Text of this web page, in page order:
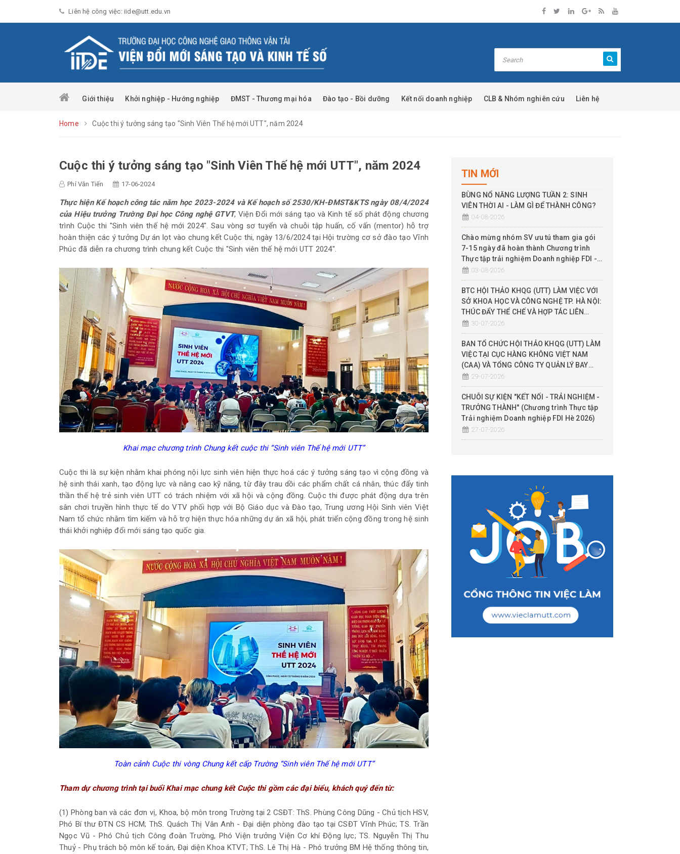
Liên hệ công việc: iide@utt.edu.vn
Giới thiệu Khởi nghiệp - Hướng nghiệp ĐMST - Thương mại hóa Đào tạo - Bồi dưỡng Kết nối doanh nghiệp CLB & Nhóm nghiên cứu Liên hệ
Home Cuộc thi ý tưởng sáng tạo "Sinh Viên Thế hệ mới UTT", năm 2024
Cuộc thi ý tưởng sáng tạo "Sinh Viên Thế hệ mới UTT", năm 2024
Phí Văn Tiến 17-06-2024
Thực hiện Kế hoạch công tác năm học 2023-2024và Kế hoạch số 2530/KH-ĐMST&KTSngày 08/4/2024
của Hiệu trưởng Trường Đại học Công nghệ GTVT, Viện Đổi mới sáng tạo và Kinh tế số phát động chương
trình Cuộc thi "Sinh viên thế hệ mới 2024". Sau vòng sơ tuyển và chuỗi tập huấn, cố vấn (mentor) hỗ trợ
hoàn thiện các ý tưởng Dự án lọt vào chung kết Cuộc thi, ngày 13/6/2024 tại Hội trường cơ sở đào tạo Vĩnh
Phúc đã diễn ra chương trình chung kết Cuộc thi "Sinh viên thế hệ mới UTT 2024".
Khai mạc chương trình Chung kết cuộc thi “Sinh viên Thế hệ mới UTT”
Cuộc thi là sự kiện nhằm khai phóng nội lực sinh viên hiện thực hoá các ý tưởng sáng tạo vì cộng đồng và
hệ sinh thái xanh, tạo động lực và nâng cao kỹ năng, từ đây trau dồi các phẩm chất cá nhân, thúc đẩy tinh
thần thế hệ trẻ sinh viên UTT có trách nhiệm với xã hội và cộng đồng. Cuộc thi được phát động dựa trên
sân chơi truyền hình thực tế do VTV phối hợp với Bộ Giáo dục và Đào tạo, Trung ương Hội Sinh viên Việt
Nam tổ chức nhằm tìm kiếm và hỗ trợ hiện thực hóa những dự án xã hội, phát triển cộng đồng trong hệ sinh
thái khởi nghiệp đổi mới sáng tạo quốc gia.
Toàn cảnh Cuộc thi vòng Chung kết cấp Trường “Sinh viên Thế hệ mới UTT”
Tham dự chương trình tại buổi Khai mạc chung kết Cuộc thi gồm các đại biểu, khách quý đến từ:
(1) Phòng ban và các đơn vị, Khoa, bộ môn trong Trường tại 2 CSĐT: ThS. Phùng Công Dũng - Chủ tịch HSV,
Phó Bí thư ĐTN CS HCM; ThS. Quách Thị Vân Anh - Đại diện phòng đào tạo tại CSĐT Vĩnh Phúc; TS. Trần
Ngọc Vũ - Phó Chủ tịch Công đoàn Trường, Phó Viện trưởng Viện Cơ khí Động lực; TS. Nguyễn Thị Thu
Thuỷ - Phụ trách bộ môn kế toán, Đại diện Khoa KTVT; ThS. Lê Thị Hà - Phó trưởng BM Hệ thống thông tin,
TIN MỚI
BÙNG NỔ NĂNG LƯỢNG TUẦN 2: SINH
VIÊN THỜI AI - LÀM GÌ ĐỂ THÀNH CÔNG?
04-08-2026
Chào mừng nhóm SV ưu tú tham gia gói
7-15 ngày đã hoàn thành Chương trình
Thực tập trải nghiệm Doanh nghiệp FDI -
Hè 2026
03-08-2026
BTC HỘI THẢO KHQG (UTT) LÀM VIỆC VỚI
SỞ KHOA HỌC VÀ CÔNG NGHỆ TP. HÀ NỘI:
THÚC ĐẨY THỂ CHẾ VÀ HỢP TÁC LIÊN
NGÀNH QUẢN LÝ KHÔNG GIAN TẦM THẤP
(UTM), ĐỀ XUẤT THỬ NGHIỆM SANDBOX
30-07-2026
BAN TỔ CHỨC HỘI THẢO KHQG (UTT) LÀM
VIỆC TẠI CỤC HÀNG KHÔNG VIỆT NAM
(CAA) VÀ TỔNG CÔNG TY QUẢN LÝ BAY
(VATM): ĐẨY MẠNH HỢP TÁC THỰC CHIẾN
THEO MÔ HÌNH 3 NHÀ (NHÀ NƯỚC - NHÀ
TRƯỜNG - DN)
29-07-2026
CHUỖI SỰ KIỆN "KẾT NỐI - TRẢI NGHIỆM -
TRƯỞNG THÀNH" (Chương trình Thực tập
Trải nghiệm Doanh nghiệp FDI Hè 2026)
27-07-2026